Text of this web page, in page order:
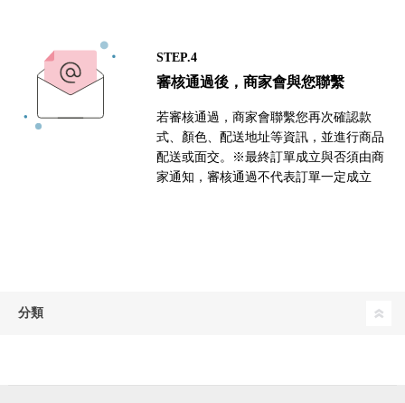
STEP.4
審核通過後，商家會與您聯繫
若審核通過，商家會聯繫您再次確認款
式、顏色、配送地址等資訊，並進行商品
配送或面交。※最終訂單成立與否須由商
家通知，審核通過不代表訂單一定成立
分類